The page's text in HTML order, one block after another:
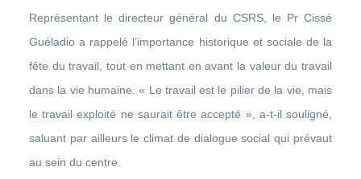
Représentant le directeur général du CSRS, le Pr Cissé
Guéladio a rappelé l’importance historique et sociale de la
fête du travail, tout en mettant en avant la valeur du travail
dans la vie humaine. « Le travail est le pilier de la vie, mais
le travail exploité ne saurait être accepté », a-t-il souligné,
saluant par ailleurs le climat de dialogue social qui prévaut
au sein du centre.